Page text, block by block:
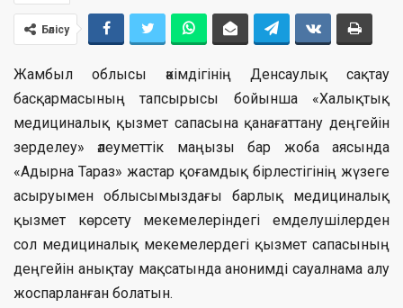
Бөлісу
Жамбыл облысы әкімдігінің Денсаулық сақтау
басқармасының тапсырысы бойынша «Халықтық
медициналық қызмет сапасына қанағаттану деңгейін
зерделеу» әлеуметтік маңызы бар жоба аясында
«Адырна Тараз» жастар қоғамдық бірлестігінің жүзеге
асыруымен облысымыздағы барлық медициналық
қызмет көрсету мекемелеріндегі емделушілерден
сол медициналық мекемелердегі қызмет сапасының
деңгейін анықтау мақсатында анонимді сауалнама алу
жоспарланған болатын.